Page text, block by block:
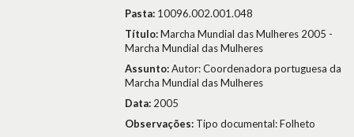
Pasta: 10096.002.001.048
Título:Marcha Mundial das Mulheres 2005 -
Marcha Mundial das Mulheres
Assunto:Autor: Coordenadora portuguesa da
Marcha Mundial das Mulheres
Data: 2005
Observações: Tipo documental: Folheto